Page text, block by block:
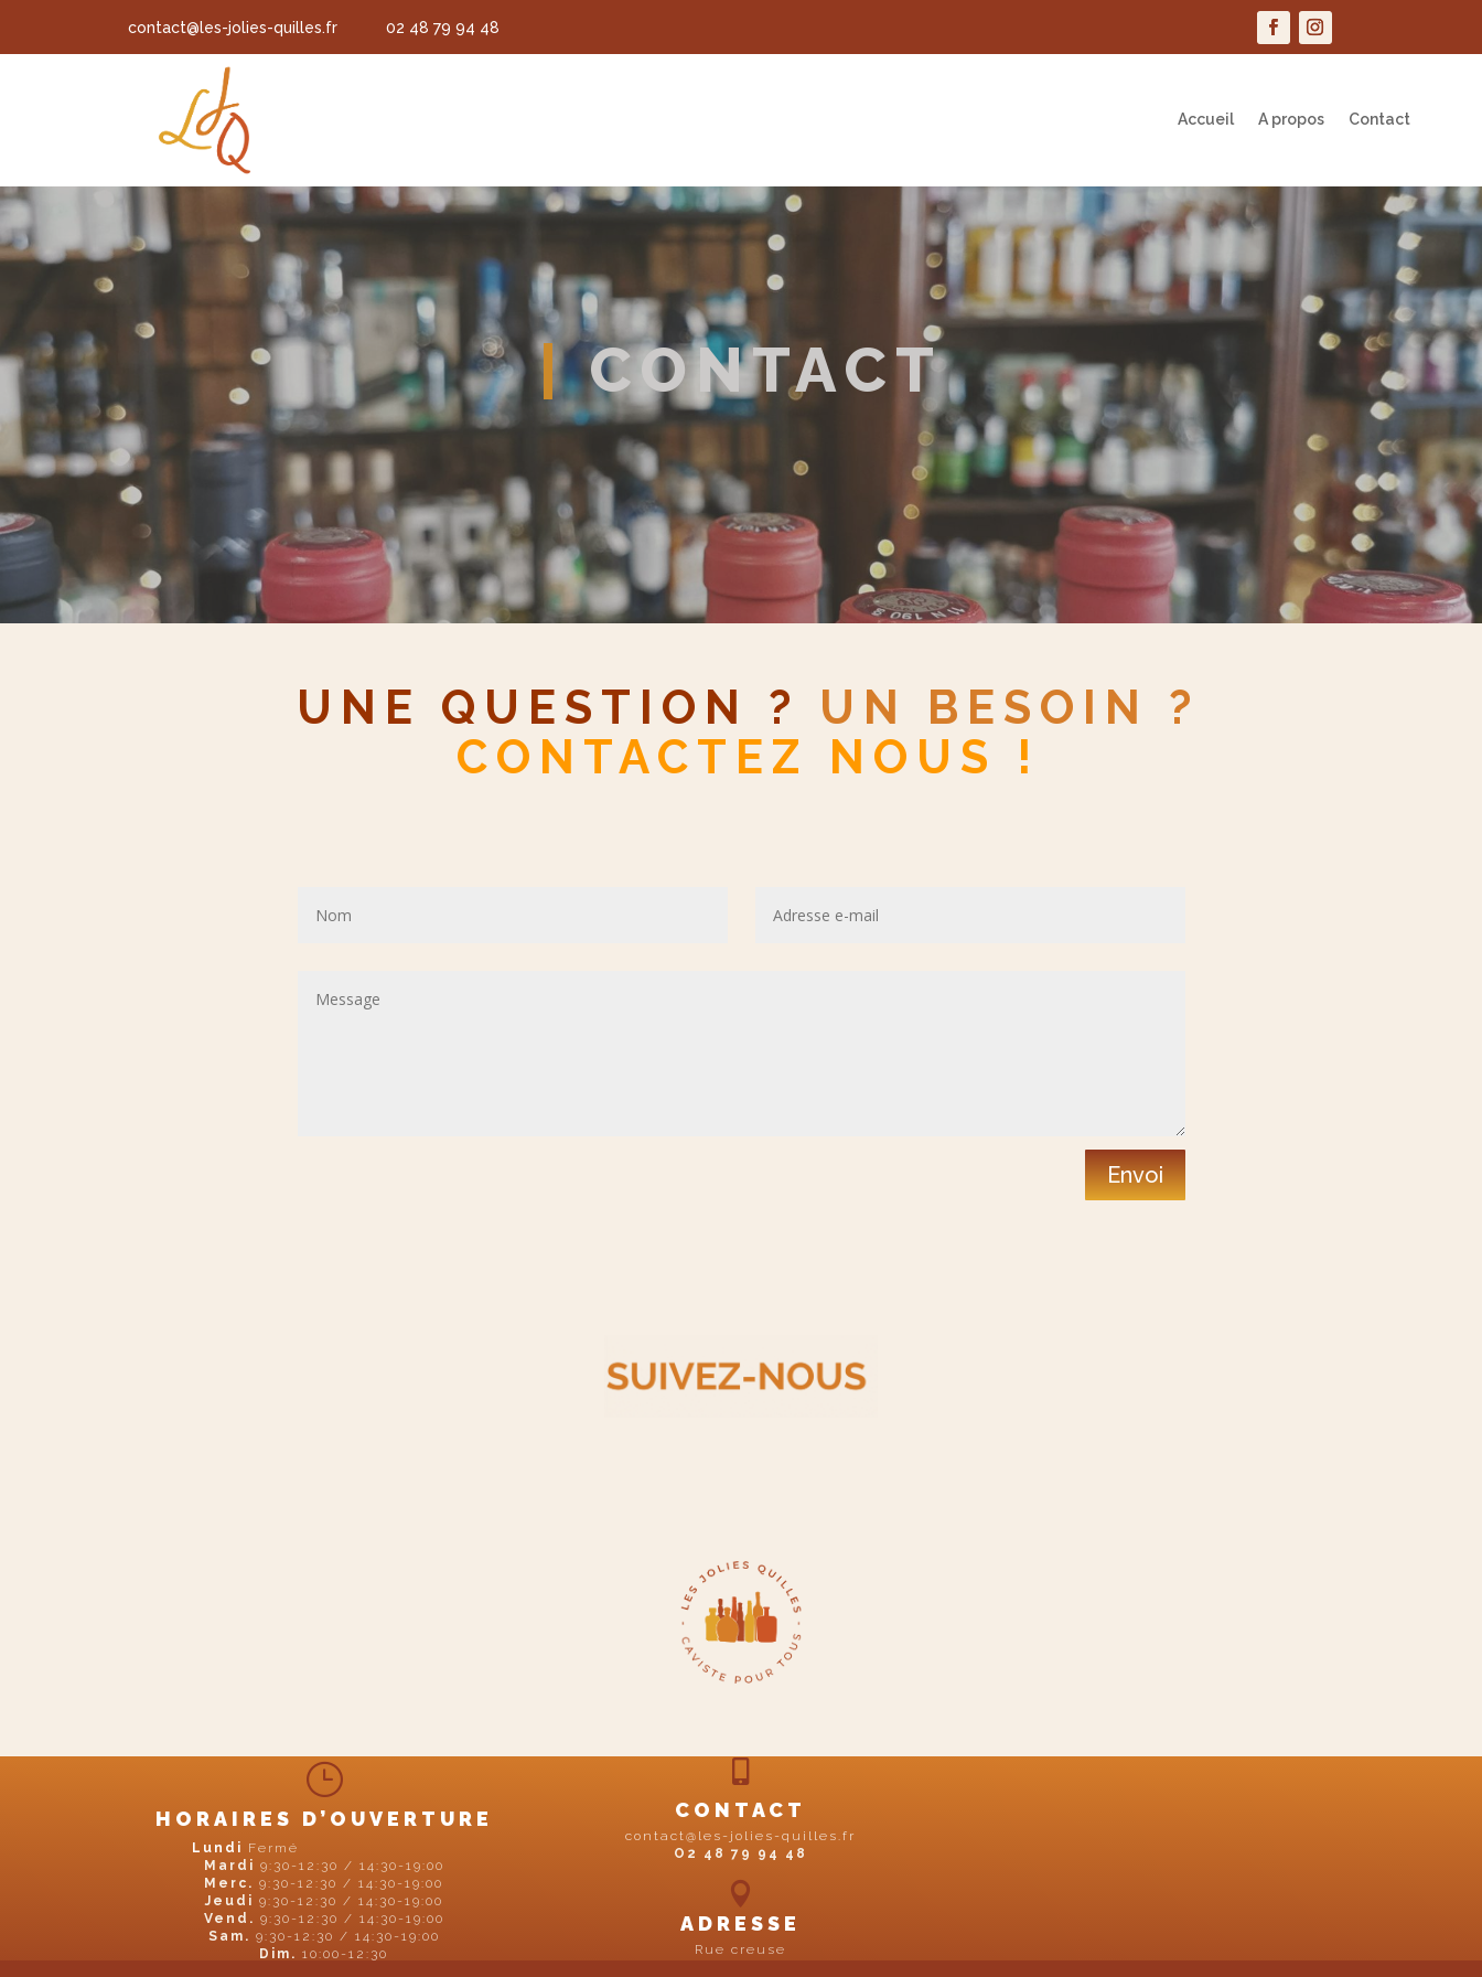
contact@les-jolies-quilles.fr 02 48 79 94 48
Accueil A propos Contact
|CONTACT
UNE QUESTION ?
UN BESOIN ?
CONTACTEZ NOUS !
Envoi
}
HORAIRES D’OUVERTURE
Lundi Fermé
Mardi 9:30-12:30 / 14:30-19:00
Merc. 9:30-12:30 / 14:30-19:00
Jeudi 9:30-12:30 / 14:30-19:00
Vend. 9:30-12:30 / 14:30-19:00
Sam. 9:30-12:30 / 14:30-19:00
Dim. 10:00-12:30

CONTACT
contact@les-jolies-quilles.fr
O2 48 79 94 48

ADRESSE
Rue creuse